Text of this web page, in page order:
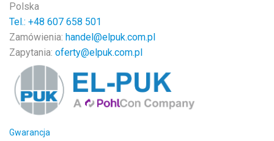
Polska
Tel.: +48 607 658 501
Zamówienia: handel@elpuk.com.pl
Zapytania: oferty@elpuk.com.pl
Gwarancja